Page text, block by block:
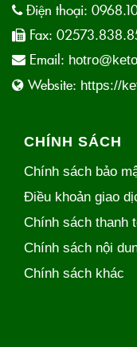
Điện thoại:
Fax:
Email:
Website: https://
CHÍNH SÁCH
Chính sách bảo
Điều khoản giao
Chính sách thanh
Chính sách nội
Chính sách khác